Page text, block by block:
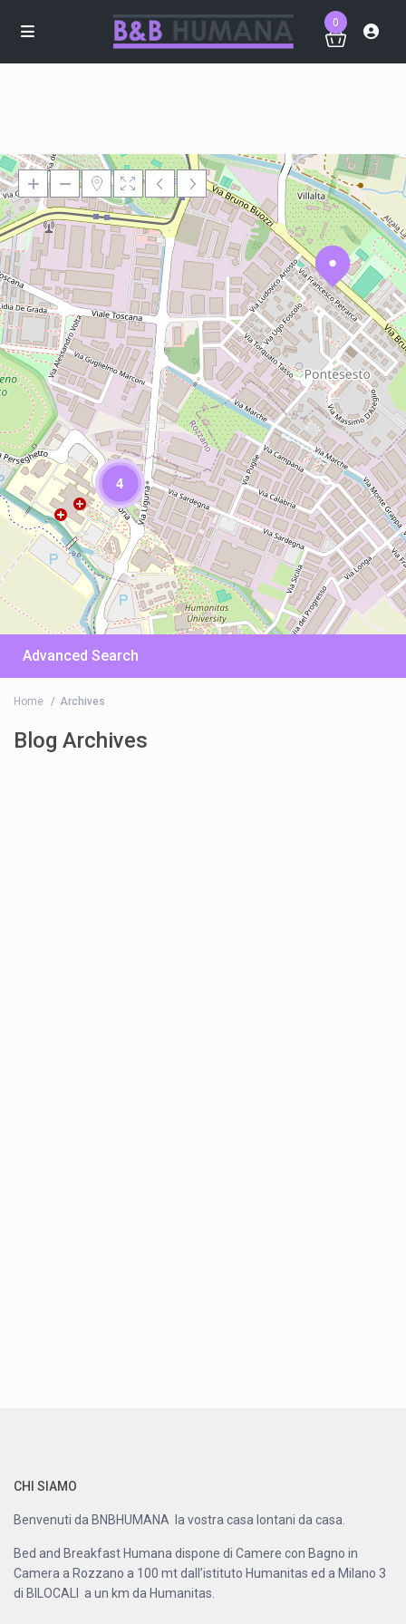
0
4
Loading Maps
Advanced Search
Home Archives
Blog Archives
CHI SIAMO
Benvenuti da BNBHUMANA la vostra casa lontani da casa.
Bed and Breakfast Humana dispone di Camere con Bagno in
Camera a Rozzano a 100 mt dall’istituto Humanitas ed a Milano 3
di BILOCALI a un km da Humanitas.